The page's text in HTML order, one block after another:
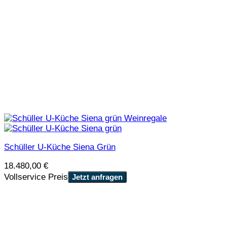
Schüller U-Küche Siena Grün
18.480,00 €
Vollservice Preis Jetzt anfragen